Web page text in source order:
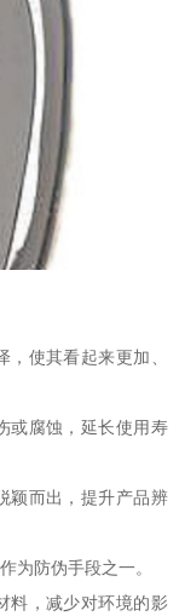
使其看起来更加、
或腐蚀，延长使用寿
颖而出，提升产品辨
为防伪手段之一。
料，减少对环境的影